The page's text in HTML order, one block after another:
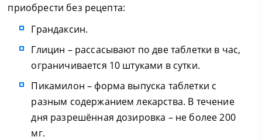
приобрести без рецепта:
Грандаксин.
Глицин – рассасывают по две таблетки в час,
ограничивается 10 штуками в сутки.
Пикамилон – форма выпуска таблетки с
разным содержанием лекарства. В течение
дня разрешённая дозировка – не более 200
мг.